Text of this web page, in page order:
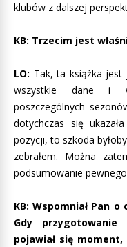
klubów z dalszej
KB: Trzecim jest
LO: Tak, ta książka
wszystkie dane i
poszczególnych
dotychczas się
pozycji, to szkoda
zebrałem. Można
podsumowanie
KB: Wspomniał Pan
Gdy
pojawiał się